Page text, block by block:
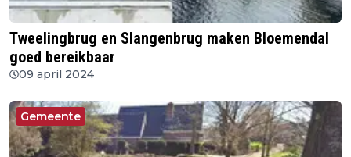
Tweelingbrug en Slangenbrug maken Bloemendal
goed bereikbaar
09 april 2024
Gemeente